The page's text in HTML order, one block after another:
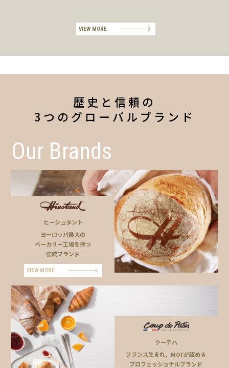
VIEW MORE
歴史と信頼の
3つのグローバルブランド
Our Brands
ヒーシュタント
ヨーロッパ最大の
ベーカリー工場を持つ
伝統ブランド
VIEW MORE
クーデパ
フランス生まれ、MOFが認める
プロフェッショナルブランド